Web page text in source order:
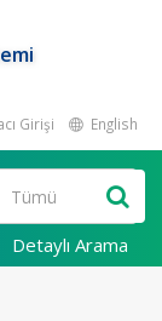
Girişi English
Detaylı Arama